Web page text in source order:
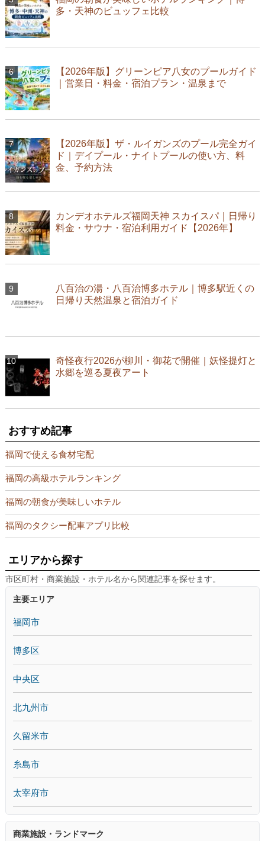
多・天神のビュッフェ比較
【2026年版】グリーンピア八女のプールガイド
｜営業日・料金・宿泊プラン・温泉まで
【2026年版】ザ・ルイガンズのプール完全ガイ
ド｜デイプール・ナイトプールの使い方、料
金、予約方法
カンデオホテルズ福岡天神 スカイスパ｜日帰り
料金・サウナ・宿泊利用ガイド【2026年】
八百治の湯・八百治博多ホテル｜博多駅近くの
日帰り天然温泉と宿泊ガイド
奇怪夜行2026が柳川・御花で開催｜妖怪提灯と
水郷を巡る夏夜アート
おすすめ記事
福岡で使える食材宅配
福岡の高級ホテルランキング
福岡の朝食が美味しいホテル
福岡のタクシー配車アプリ比較
エリアから探す
市区町村・商業施設・ホテル名から関連記事を探せます。
主要エリア
福岡市
博多区
中央区
北九州市
久留米市
糸島市
太宰府市
商業施設・ランドマーク